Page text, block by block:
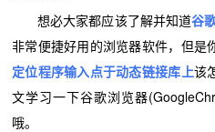
想必大家都应该了解并知道谷
非常便捷好用的浏览器软件，但是
定位程序输入点于动态链接库上该
文学习一下谷歌浏览器
哦。